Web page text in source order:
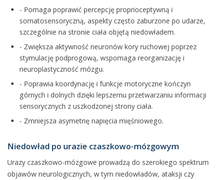
- Pomaga poprawić percepcję proprioceptywną i
somatosensoryczną, aspekty często zaburzone po udarze,
szczególnie na stronie ciała objętą niedowładem.
- Zwiększa aktywność neuronów kory ruchowej poprzez
stymulację podprogową, wspomaga reorganizację i
neuroplastyczność mózgu.
- Poprawia koordynację i funkcje motoryczne kończyn
górnych i dolnych dzięki lepszemu przetwarzaniu informacji
sensorycznych z uszkodzonej strony ciała.
- Zmniejsza asymetrię napięcia mięśniowego.
Niedowład po urazie czaszkowo-mózgowym
Urazy czaszkowo-mózgowe prowadzą do szerokiego spektrum
objawów neurologicznych, w tym niedowładów, ataksji czy